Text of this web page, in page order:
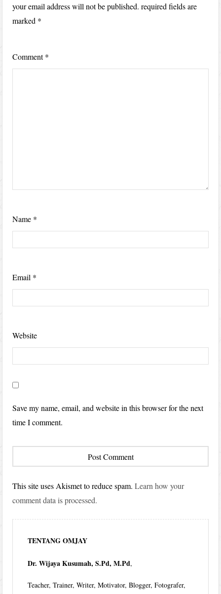
your email address will not be published. required fields are
marked *
Comment*
Name *
Email *
Website
Save my name, email, and website in this browser for the next
time I comment.
This site uses Akismet to reduce spam.Learn how your
comment data is processed.
TENTANG OMJAY
Dr. Wijaya Kusumah, S.Pd, M.Pd,
Teacher, Trainer, Writer, Motivator, Blogger, Fotografer,